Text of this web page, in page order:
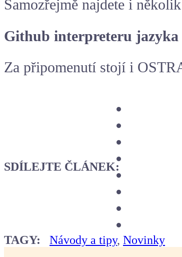
Samozřejmě najdete i
Github interpreteru jazyka
Za připomenutí stojí i
SDÍLEJTE ČLÁNEK:
TAGY: Návody a tipy,Novinky